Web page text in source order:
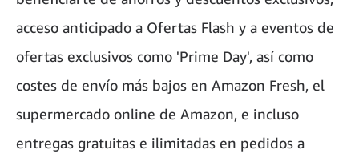
acceso anticipado a Ofertas Flash y a eventos de
ofertas exclusivos como 'Prime Day', así como
costes de envío más bajos en Amazon Fresh, el
supermercado online de Amazon, e incluso
entregas gratuitas e ilimitadas en pedidos a